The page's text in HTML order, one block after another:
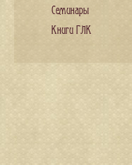
Семинары
Книги ГЛК